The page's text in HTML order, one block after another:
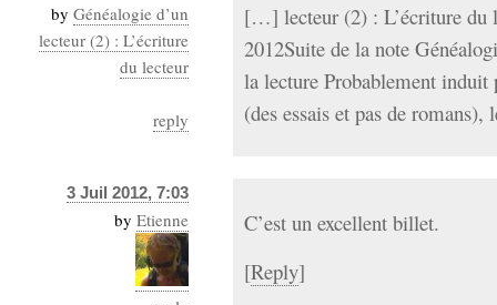
by Généalogie d’un
lecteur (2) : L’écriture
du lecteur
reply
[…] lecteur (2) : L’écriture du
2012Suite de la note
la lecture Probablement
(des essais et pas de
3 Juil 2012, 7:03
by Etienne
C’est un excellent billet.
[Reply]